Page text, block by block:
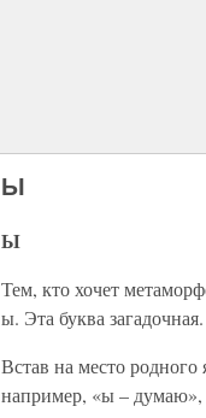
Ы
Ы
Тем, кто хочет
ы. Эта буква загадочная.
Встав на место родного
например, «ы –